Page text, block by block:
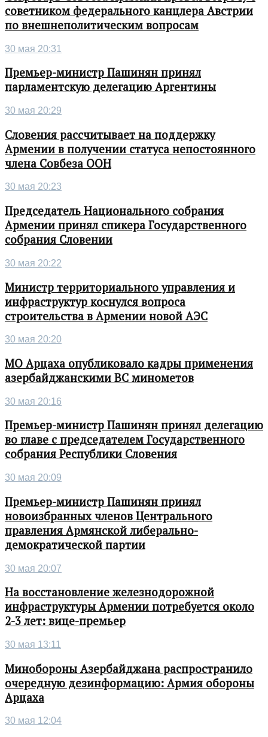
советником федерального канцлера Австрии
по внешнеполитическим вопросам
30 мая 20:31
Премьер-министр Пашинян принял
парламентскую делегацию Аргентины
30 мая 20:29
Словения рассчитывает на поддержку
Армении в получении статуса непостоянного
члена Совбеза ООН
30 мая 20:23
Председатель Национального собрания
Армении принял спикера Государственного
собрания Словении
30 мая 20:22
Министр территориального управления и
инфраструктур коснулся вопроса
строительства в Армении новой АЭС
30 мая 20:20
МО Арцаха опубликовало кадры применения
азербайджанскими ВС минометов
30 мая 20:16
Премьер-министр Пашинян принял делегацию
во главе с председателем Государственного
собрания Республики Словения
30 мая 20:09
Премьер-министр Пашинян принял
новоизбранных членов Центрального
правления Армянской либерально-
демократической партии
30 мая 20:07
На восстановление железнодорожной
инфраструктуры Армении потребуется около
2-3 лет: вице-премьер
30 мая 13:11
Минобороны Азербайджана распространило
очередную дезинформацию: Армия обороны
Арцаха
30 мая 12:04